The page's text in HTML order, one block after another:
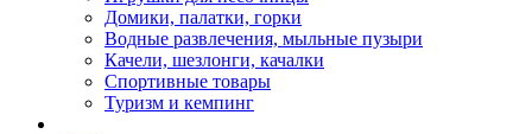
Домики, палатки, горки
Водные развлечения, мыльные пузыри
Качели, шезлонги, качалки
Спортивные товары
Туризм и кемпинг